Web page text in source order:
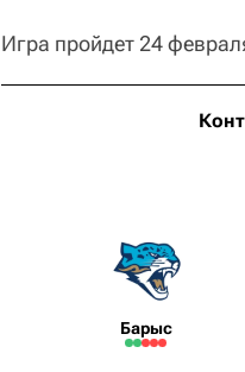
Игра пройдет 24
Барыс